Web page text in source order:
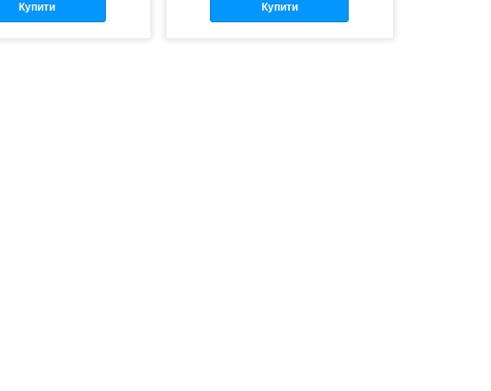
Купити Купити